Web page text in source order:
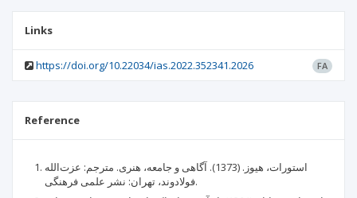
Links
https://doi.org/10.22034/ias.2022.352341.2026 FA
Reference
استورات، هیوز. (1373). آگاهی و جامعه، هنری. مترجم: عزت‌الله
فولادوند، تهران: نشر علمی فرهنگی.